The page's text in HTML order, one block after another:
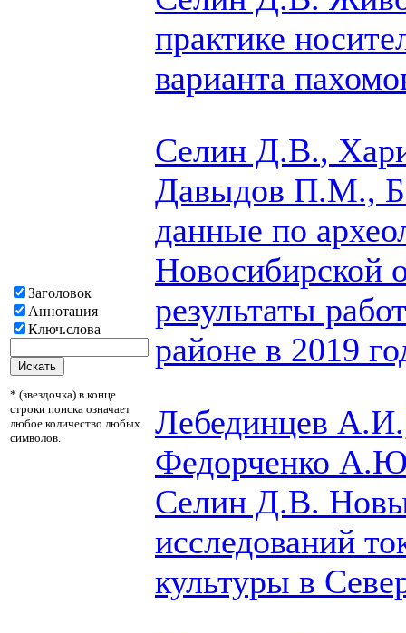
Заголовок
Аннотация
Ключ.слова
* (звездочка) в конце
строки поиска означает
любое количество любых
символов.
практике
варианта
Селин Д.В.,
Давыдов П.М.,
данные по
Новосибирской
результаты
районе в 2019
Лебединцев
Федорченко
Селин Д.В.
исследований
культуры в